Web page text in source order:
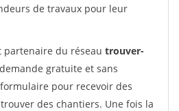
de travaux pour leur
partenaire du réseau trouver-
gratuite et sans
pour recevoir des
des chantiers. Une fois la